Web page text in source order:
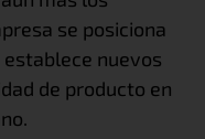
se posiciona
nuevos
de producto en